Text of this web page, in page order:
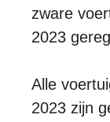
zware
2023
Alle
2023 zijn